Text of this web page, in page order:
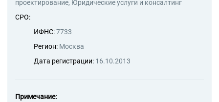
проектирование, Юридические услуги и консалтинг
СРО:
ИФНС:7733
Регион: Москва
Дата регистрации: 16.10.2013
Примечание: